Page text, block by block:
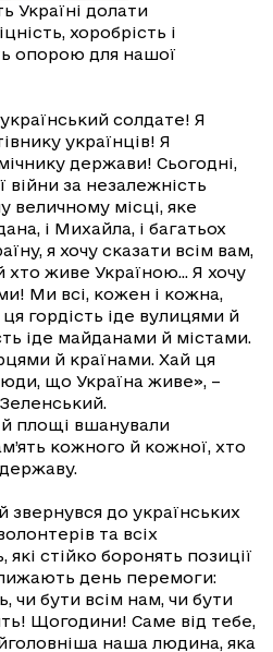
Україні долати
хоробрість і
опорою для нашої
солдате! Я
українців! Я
держави! Сьогодні,
війни за незалежність
величному місці, яке
і Михайла, і багатьох
я хочу сказати всім вам,
хто живе Україною... Я хочу
Ми всі, кожен і кожна,
гордість іде вулицями й
іде майданами й містами.
й країнами. Хай ця
що Україна живе», –
площі вшанували
кожного й кожної, хто
до українських
та всіх
які стійко боронять позиції
день перемоги:
чи бути всім нам, чи бути
Щогодини! Саме від тебе,
наша людина, яка